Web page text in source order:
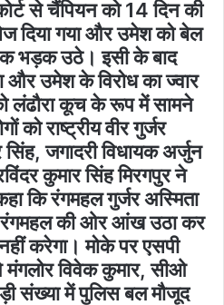
से चैंपियन को 14 दिन की
दिया गया और उमेश को बेल
भड़क उठे। इसी के बाद
उमेश के विरोध का ज्वार
लंढौरा कूच के रूप में सामने
को राष्ट्रीय वीर गुर्जर
जगादरी विधायक अर्जुन
कुमार सिंह मिरगपुर ने
कि रंगमहल गुर्जर अस्मिता
रंगमहल की ओर आंख उठा कर
करेगा। मोके पर एसपी
विवेक कुमार, सीओ
संख्या में पुलिस बल मौजूद